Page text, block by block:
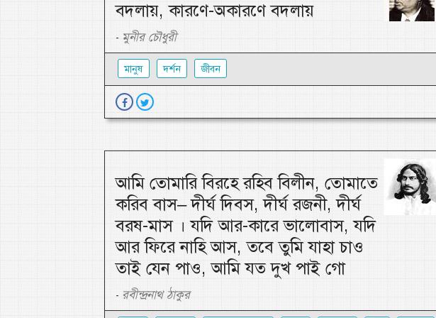
বদলায়, কারণে-অকারণে বদলায়
- মুনীর চৌধুরী
মানুষ দর্শন জীবন
আমি তোমারি বিরহে রহিব বিলীন, তোমাতে
করিব বাস– দীর্ঘ দিবস, দীর্ঘ রজনী, দীর্ঘ
বরষ-মাস । যদি আর-কারে ভালোবাস, যদি
আর ফিরে নাহি আস, তবে তুমি যাহা চাও
তাই যেন পাও, আমি যত দুখ পাই গো
- রবীন্দ্রনাথ ঠাকুর